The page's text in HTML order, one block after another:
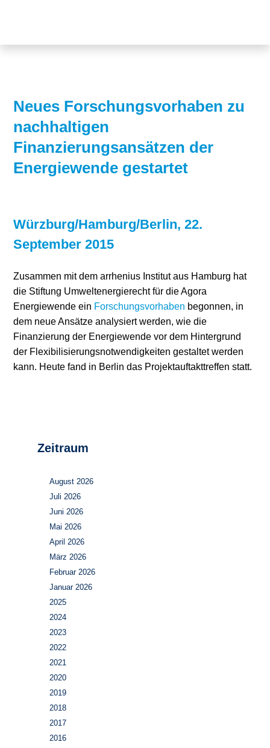
Grundsatzfragen
Stromerzeugung
Wärme
Wasserstoff
Karriere
Bibliothek
Newsletter
Infomaterial
Neues Forschungsvorhaben zu
nachhaltigen
Finanzierungsansätzen der
Energiewende gestartet
Würzburg/Hamburg/Berlin, 22.
September 2015
Zusammen mit dem arrhenius Institut aus Hamburg hat
die Stiftung Umweltenergierecht für die Agora
Energiewende ein Forschungsvorhaben begonnen, in
dem neue Ansätze analysiert werden, wie die
Finanzierung der Energiewende vor dem Hintergrund
der Flexibilisierungsnotwendigkeiten gestaltet werden
kann. Heute fand in Berlin das Projektauftakttreffen statt.
Zeitraum
August 2026
Juli 2026
Juni 2026
Mai 2026
April 2026
März 2026
Februar 2026
Januar 2026
2025
2024
2023
2022
2021
2020
2019
2018
2017
2016